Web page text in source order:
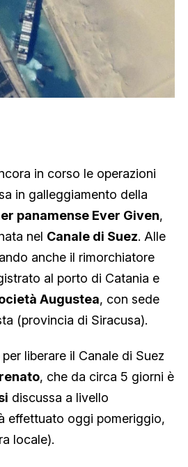
in corso le operazioni
in galleggiamento della
panamense Ever Given,
nel Canale di Suez. Alle
anche il rimorchiatore
al porto di Catania e
Augustea, con sede
(provincia di Siracusa).
liberare il Canale di Suez
, che da circa 5 giorni è
discussa a livello
effettuato oggi pomeriggio,
locale).